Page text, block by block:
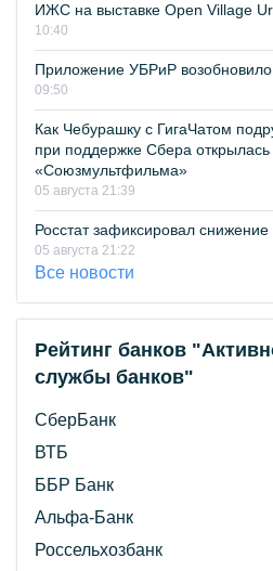
ИЖС на выставке Open Village
10:40
Приложение УБРиР возобновило
09:50
Как Чебурашку с ГигаЧатом
при поддержке Сбера
«Союзмультфильма»
05 августа 21:39
Росстат зафиксировал снижение
05 августа 21:22
Все новости
Рейтинг банков
службы банков"
СберБанк
ВТБ
ББР Банк
Альфа-Банк
Россельхозбанк